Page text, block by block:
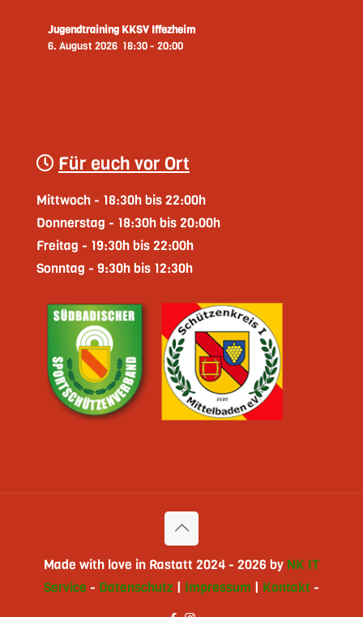
Jugendtraining KKSV Iffezheim
6. August 2026 18:30- 20:00
Für euch vor Ort
Mittwoch - 18:30h bis 22:00h
Donnerstag - 18:30h bis 20:00h
Freitag - 19:30h bis 22:00h
Sonntag - 9:30h bis 12:30h
Made with love in Rastatt 2024 - 2026 by NK IT
Service - Datenschutz | Impressum | Kontakt -